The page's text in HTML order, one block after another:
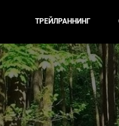
ТРЕЙЛРАННИНГ